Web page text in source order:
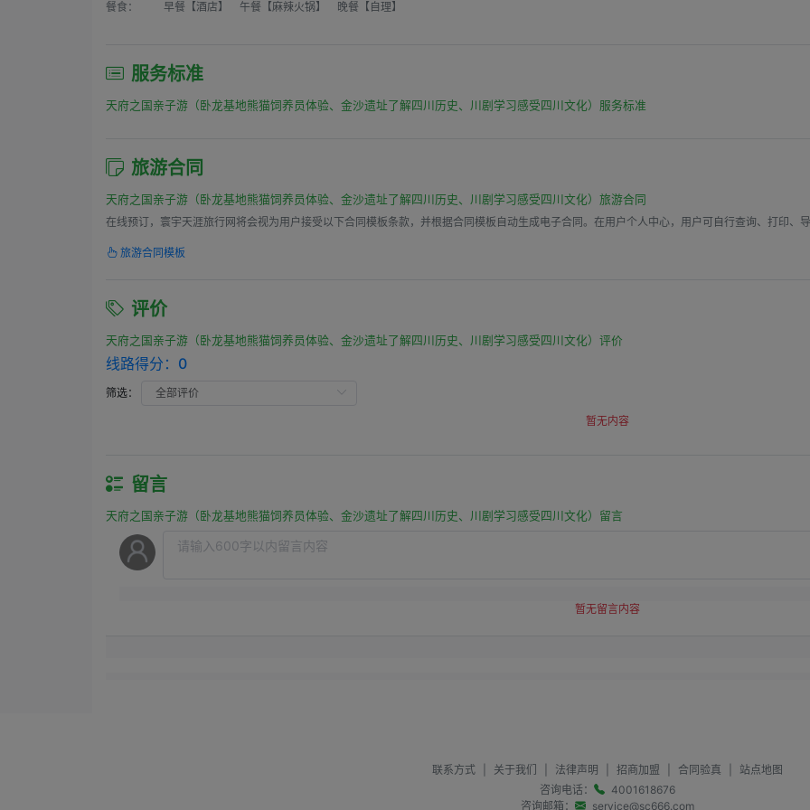
餐食： 早餐【酒店】 午餐【麻辣火锅】 晚餐【自理】
服务标准
天府之国亲子游（卧龙基地熊猫饲养员体验、金沙遗址了解四川历史、川剧学习感受四川文化）服务标准
旅游合同
天府之国亲子游（卧龙基地熊猫饲养员体验、金沙遗址了解四川历史、川剧学习感受四川文化）旅游合同
在线预订，寰宇天涯旅行网将会视为用户接受以下合同模板条款，并根据合同模板自动生成电子合同。在用户个人中心，用户可自行查询、打印、导
旅游合同模板
评价
天府之国亲子游（卧龙基地熊猫饲养员体验、金沙遗址了解四川历史、川剧学习感受四川文化）评价
线路得分： 0
筛选：
暂无内容
留言
天府之国亲子游（卧龙基地熊猫饲养员体验、金沙遗址了解四川历史、川剧学习感受四川文化）留言
暂无留言内容
联系方式 关于我们 法律声明 招商加盟 合同验真
站点地图
咨询电话：
4001618676
咨询邮箱：
service@sc666.com